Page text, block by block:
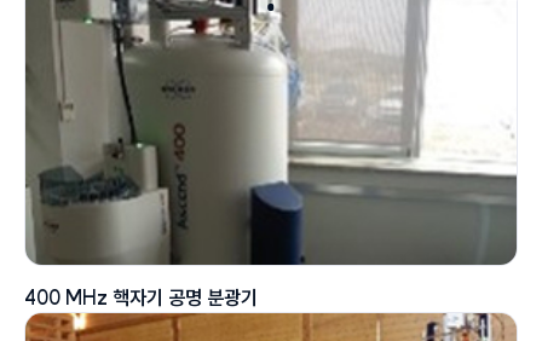
400 MHz 핵자기 공명 분광기